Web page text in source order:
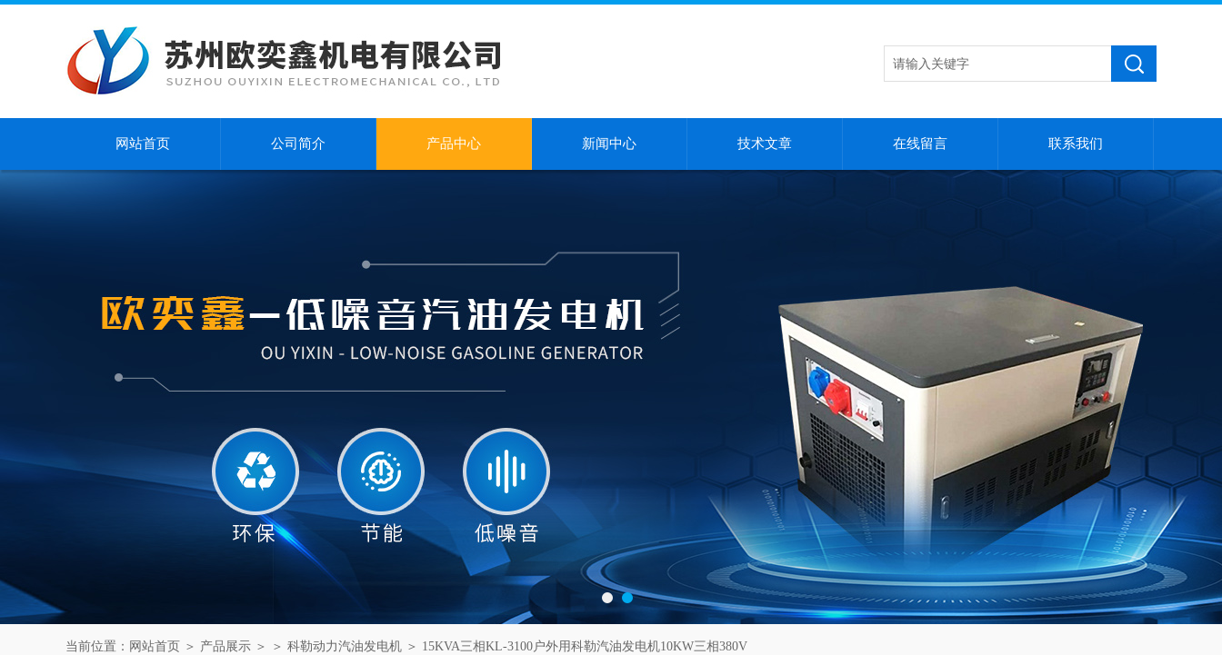
网站首页 公司简介 产品中心 新闻中心 技术文章 在线留言 联系我们
当前位置： 网站首页 ＞ 产品展示 ＞ ＞ 科勒动力汽油发电机 ＞ 15KVA三相KL-3100户外用科勒汽油发电机10KW三相380V